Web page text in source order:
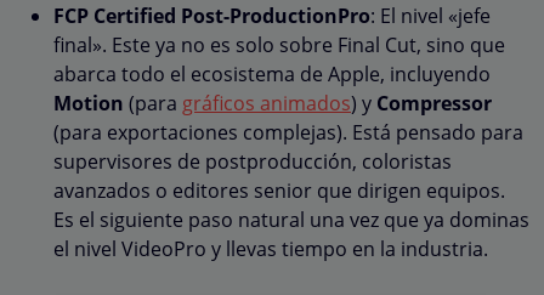
FCP Certified Post-ProductionPro: El nivel «jefe
final». Este ya no es solo sobre Final Cut, sino que
abarca todo el ecosistema de Apple, incluyendo
Motion (para gráficos animados) y Compressor
(para exportaciones complejas). Está pensado para
supervisores de postproducción, coloristas
avanzados o editores senior que dirigen equipos.
Es el siguiente paso natural una vez que ya dominas
el nivel VideoPro y llevas tiempo en la industria.